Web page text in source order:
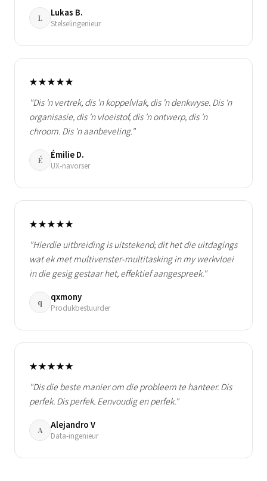
L Lukas B.
Stelselingenieur
★★★★★
"Dis 'n vertrek, dis 'n koppelvlak, dis 'n denkwyse. Dis 'n
organisasie, dis 'n vloeistof, dis 'n ontwerp, dis 'n
chroom. Dis 'n aanbeveling."
É Émilie D.
UX-navorser
★★★★★
"Hierdie uitbreiding is uitstekend; dit het die uitdagings
wat ek met multivenster-multitasking in my werkvloei
in die gesig gestaar het, effektief aangespreek."
q qxmony
Produkbestuurder
★★★★★
"Dis die beste manier om die probleem te hanteer. Dis
perfek. Dis perfek. Eenvoudig en perfek."
A Alejandro V
Data-ingenieur